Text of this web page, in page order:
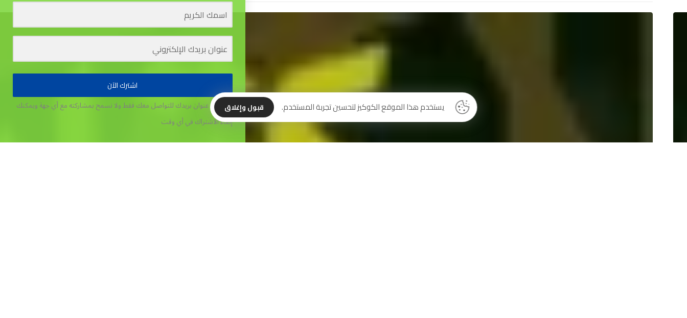
يستخدم هذا الموقع الكوكيز لتحسين تجربة المستخدم. قبول وإغلاق
اشترك الآن
نستخدم عنوان بريدك للتواصل معك فقط ولا نسمح بمشاركته مع أي جهةويمكنك
إلغاء الاشتراك في أي وقت